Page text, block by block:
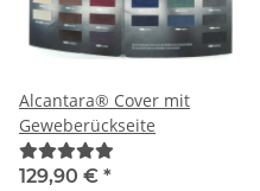
Alcantara® Cover mit
Geweberückseite
129,90 € *